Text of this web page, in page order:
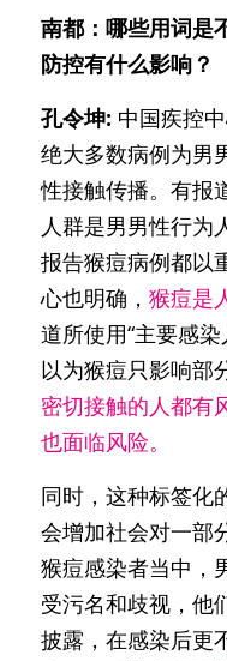
南都：哪些用词是
防控有什么影响？
孔令坤: 中国疾控
绝大多数病例为男
性接触传播。有报
人群是男男性行为
报告猴痘病例都以
心也明确， 猴痘是
道所使用“主要感
以为猴痘只影响部
密切接触的人都有
也面临风险。
同时，这种标签化
会增加社会对一部
猴痘感染者当中，
受污名和歧视，他
披露，在感染后更